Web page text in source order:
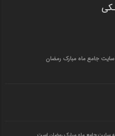
جامع ماه مبارک رمضان